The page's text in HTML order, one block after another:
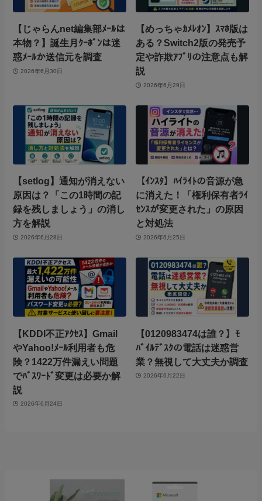
【じゃらんnet編集部ﾒｰﾙは
本物？】誕生月ｸｰﾎﾟﾝは迷
惑ﾒｰﾙか送信元を調査
2026年6月30日
【めっちゃｶﾒﾚｵﾝ】ｽﾏﾎ版は
ある？Switch2版の発売予
定や詐欺ｱﾌﾟﾘの注意点も解
説
2026年6月29日
【setlog】通知が消えない
原因は？「この1時間の記
録を残しましょう」の消し
方を解説
2026年6月28日
【ｲﾝｽﾀ】ﾊｲﾗｲﾄの音源が急
に消えた！「権利保有者ﾗｲ
ｾﾝｽが変更された」の原因
と対処法
2026年6月25日
【KDDI不正ｱｸｾｽ】Gmail
やYahoo!ﾒｰﾙ利用者も危
険？1422万件漏えい問題
でﾊﾟｽﾜｰﾄﾞ変更は必要か解
説
2026年6月24日
【0120983474は誰？】ﾓ
ﾊﾞｲﾙﾃﾞｽｸの電話は迷惑営
業？無視して大丈夫か調査
2026年6月22日